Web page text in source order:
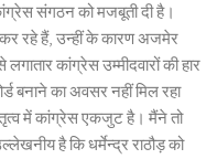
संगठन को मजबूती दी है।
रहे हैं, उन्हीं के कारण अजमेर
कांग्रेस उम्मीदवारों की हार
बनाने का अवसर नहीं मिल रहा
में कांग्रेस एकजुट है। मैंने तो
है कि धर्मेन्द्र राठौड़ को